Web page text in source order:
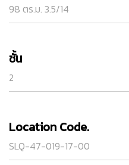
98 ตร.ม. 3.5/14
ชั้น
2
Location Code.
SLQ-47-019-17-00